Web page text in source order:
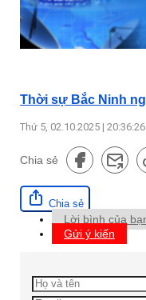
Thời sự Bắc Ninh
Thứ 5, 02.10.2025 | 20:36:26
Chia sẻ
Chia sẻ
Lời bình của
Gửi ý kiến